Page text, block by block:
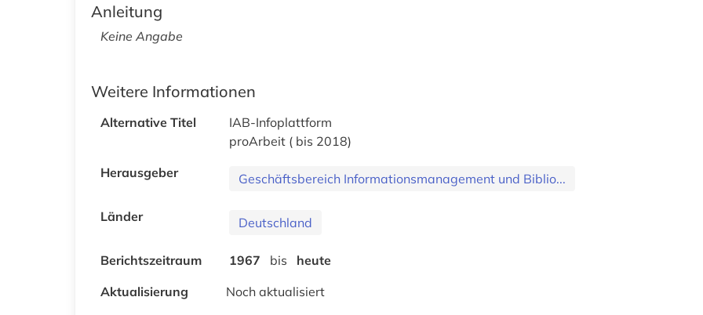
Anleitung
Keine Angabe
Weitere Informationen
Alternative Titel
IAB-Infoplattform
proArbeit ( bis 2018)
Herausgeber
Geschäftsbereich Informationsmanagement und Biblio...
Länder Deutschland
Berichtszeitraum 1967 bis
heute
Aktualisierung
Noch aktualisiert